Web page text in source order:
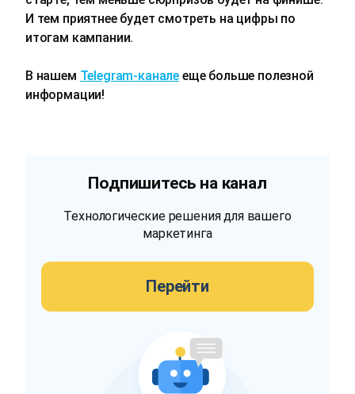
И тем приятнее будет смотреть на цифры по
итогам кампании.
В нашем Telegram-канале еще больше полезной
информации!
Подпишитесь на канал
Технологические решения для вашего
маркетинга
Перейти